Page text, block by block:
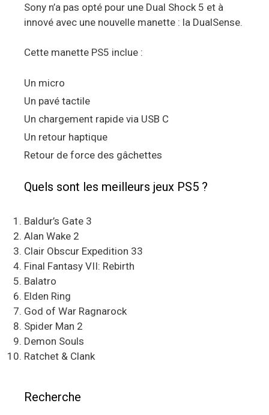
Sony n’a pas opté pour une Dual Shock 5 et à
innové avec une nouvelle manette : la DualSense.
Cette manette PS5 inclue :
Un micro
Un pavé tactile
Un chargement rapide via USB C
Un retour haptique
Retour de force des gâchettes
Quels sont les meilleurs jeux PS5 ?
Baldur’s Gate 3
Alan Wake 2
Clair Obscur Expedition 33
Final Fantasy VII: Rebirth
Balatro
Elden Ring
God of War Ragnarock
Spider Man 2
Demon Souls
Ratchet & Clank
Recherche